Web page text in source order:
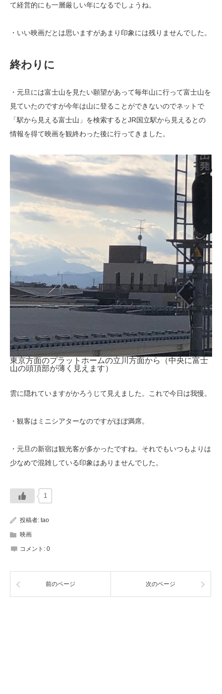
て経営的にも一層厳しい年になるでしょうね。
・いい映画だとは思いますがあまり印象には残りませんでした。
終わりに
・元旦には富士山を見たい願望があって毎年山に行って富士山を
見ていたのですが今年は山に登ることができないのでネットで
「駅から見える富士山」を検索するとJR国立駅から見えるとの
情報を得て映画を観終わった後に行ってきました。
東京方面のプラットホームの立川方面から（中央に富士
山の頭頂部が薄く見えます）
雲に隠れていますがかろうじて見えました。これで今日は我慢。
・観客はミニシアターなのですがほぼ満席。
・元旦の新宿は観光客が多かったですね。それでもいつもよりは
少なめで混雑している印象はありませんでした。
1
投稿者: tao
映画
コメント: 0
前のページ 次のページ